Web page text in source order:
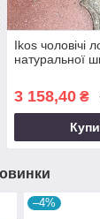
Ikos чоловічі
натуральної
3 158,40₴
–4%